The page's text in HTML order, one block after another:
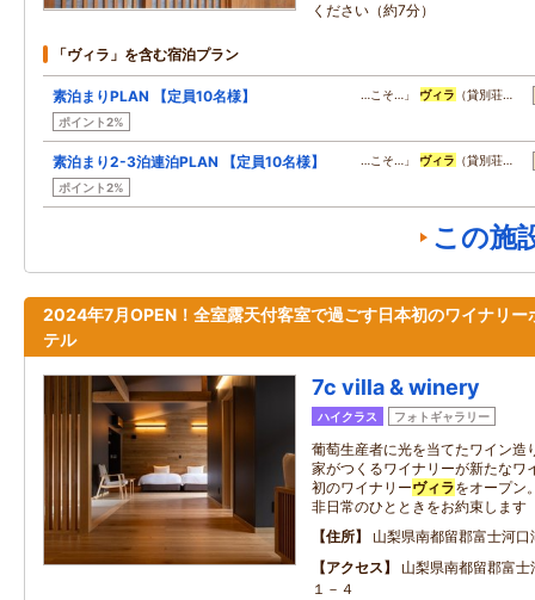
ください（約7分）
「ヴィラ」を含む宿泊プラン
素泊まりPLAN 【定員10名様】
ポイント2%
…こそ…」 ヴィラ （貸別荘…
素泊まり2-3泊連泊PLAN 【定員10名様】
ポイント2%
…こそ…」 ヴィラ （貸別荘…
この施
2024年7月OPEN！全室露天付客室で過ごす日本初のワイナリー
テル
7c villa & winery
ハイクラス フォトギャラリー
葡萄生産者に光を当てたワイン造
家がつくるワイナリーが新たなワ
初のワイナリーヴィラをオープン
非日常のひとときをお約束します
住所
山梨県南都留郡富士河
アクセス
山梨県南都留郡富
１－４